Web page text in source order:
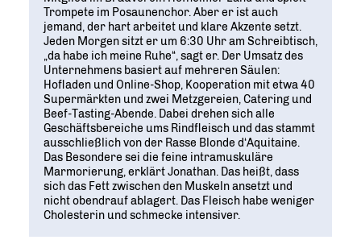
Trompete im Posaunenchor. Aber er ist auch
jemand, der hart arbeitet und klare Akzente setzt.
Jeden Morgen sitzt er um 6:30 Uhr am Schreibtisch,
„da habe ich meine Ruhe“, sagt er. Der Umsatz des
Unternehmens basiert auf mehreren Säulen:
Hofladen und Online-Shop, Kooperation mit etwa 40
Supermärkten und zwei Metzgereien, Catering und
Beef-Tasting-Abende. Dabei drehen sich alle
Geschäftsbereiche ums Rindfleisch und das stammt
ausschließlich von der Rasse Blonde d‘Aquitaine.
Das Besondere sei die feine intramuskuläre
Marmorierung, erklärt Jonathan. Das heißt, dass
sich das Fett zwischen den Muskeln ansetzt und
nicht obendrauf ablagert. Das Fleisch habe weniger
Cholesterin und schmecke intensiver.